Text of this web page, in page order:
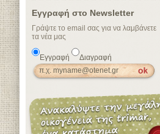
Εγγραφή στο Newsletter
Γράψτε το email σας για να λαμβάνετε
τα νέα μας
Εγγραφή Διαγραφή